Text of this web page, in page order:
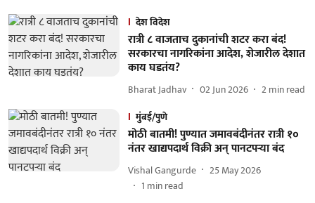
देश विदेश
रात्री ८ वाजताच दुकानांची शटर करा बंद!
सरकारचा नागरिकांना आदेश, शेजारील देशात
काय घडतंय?
Bharat Jadhav 02 Jun 2026 2min read
मुंबई/पुणे
मोठी बातमी! पुण्यात जमावबंदीनंतर रात्री १०
नंतर खाद्यपदार्थ विक्री अन् पानटपऱ्या बंद
Vishal Gangurde
25 May 2026
1 min read